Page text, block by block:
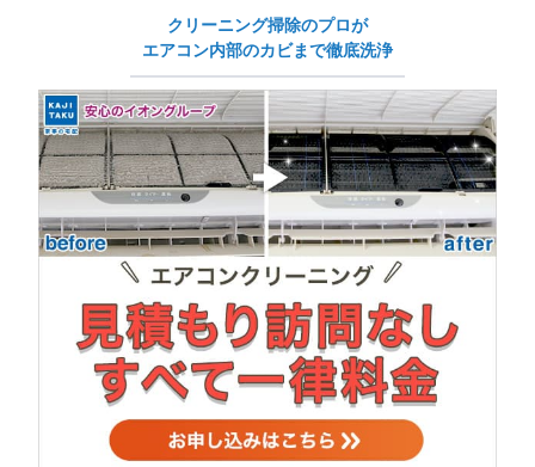
クリーニング掃除のプロが
エアコン内部のカビまで徹底洗浄